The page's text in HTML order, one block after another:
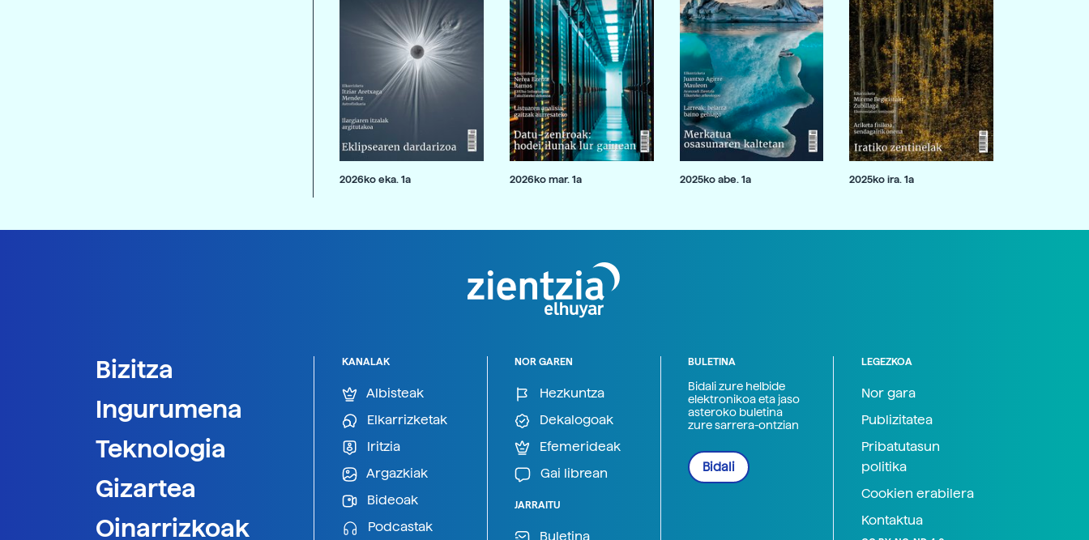
2026ko eka. 1a 2026ko mar. 1a 2025ko abe. 1a 2025ko ira. 1a
Bizitza
Ingurumena
Teknologia
Gizartea
Oinarrizkoak
KANALAK
Albisteak
Elkarrizketak
Iritzia
Argazkiak
Bideoak
Podcastak
NOR GAREN
Hezkuntza
Dekalogoak
Efemerideak
Gai librean
JARRAITU
Buletina
BULETINA
Bidali zure helbide
elektronikoa eta jaso
asteroko buletina
zure sarrera-ontzian
Bidali
LEGEZKOA
Nor gara
Publizitatea
Pribatutasun
politika
Cookien erabilera
Kontaktua